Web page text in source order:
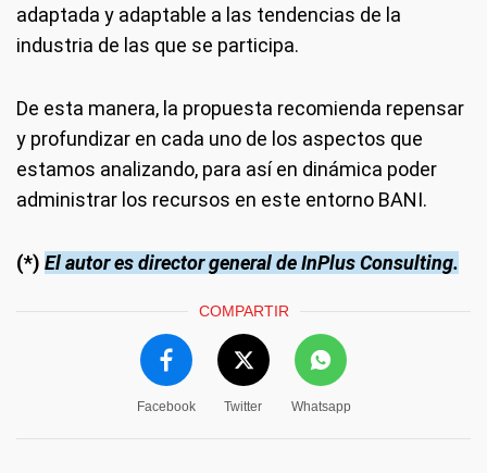
adaptada y adaptable a las tendencias de la
industria de las que se participa.
De esta manera, la propuesta recomienda repensar
y profundizar en cada uno de los aspectos que
estamos analizando, para así en dinámica poder
administrar los recursos en este entorno BANI.
(*) El autor es director general de InPlus Consulting.
COMPARTIR
Facebook Twitter Whatsapp